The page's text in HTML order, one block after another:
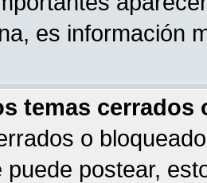
es información
temas cerrados
o
puede postear,